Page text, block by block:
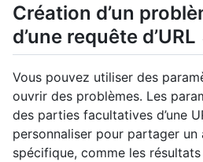
Création d’un
d’une requête d’URL
Vous pouvez utiliser des
ouvrir des problèmes. Les
des parties facultatives d’une
personnaliser pour partager
spécifique, comme les